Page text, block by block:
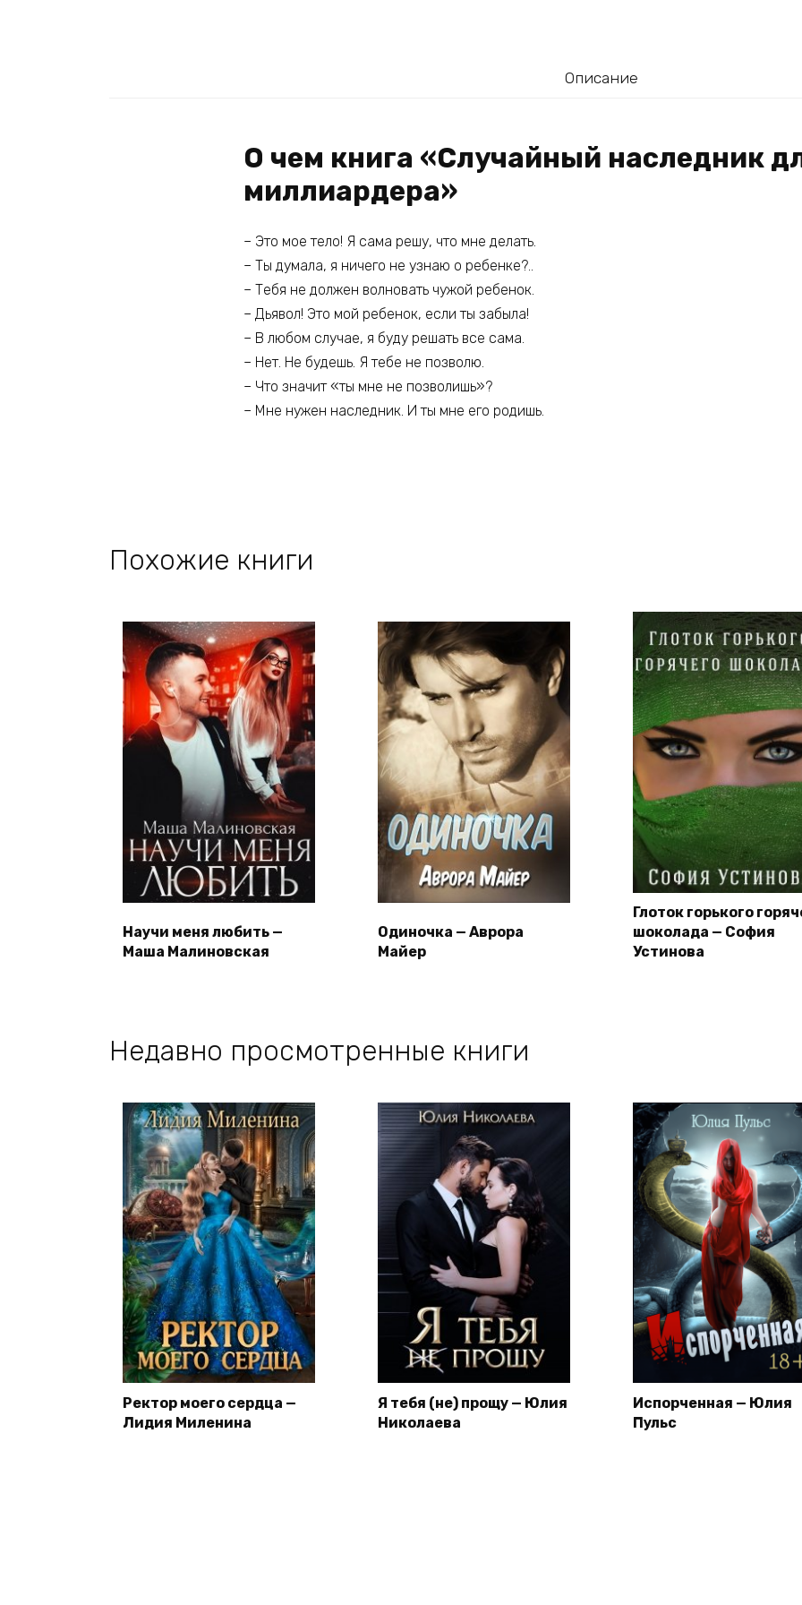
Описание
О чем книга «Случайный наследник
миллиардера»
– Это мое тело! Я сама решу, что мне делать.
– Ты думала, я ничего не узнаю о ребенке?..
– Тебя не должен волновать чужой ребенок.
– Дьявол! Это мой ребенок, если ты забыла!
– В любом случае, я буду решать все сама.
– Нет. Не будешь. Я тебе не позволю.
– Что значит «ты мне не позволишь»?
– Мне нужен наследник. И ты мне его родишь.
Похожие книги
Научи меня любить —
Маша Малиновская
Одиночка — Аврора
Майер
Глоток горького
шоколада — София
Устинова
Недавно просмотренные книги
Ректор моего сердца —
Лидия Миленина
Я тебя (не) прощу — Юлия
Николаева
Испорченная — Юлия
Пульс